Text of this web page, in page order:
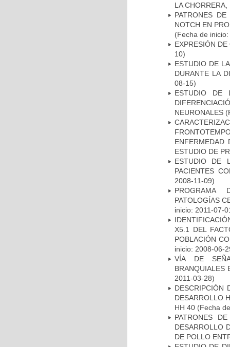
LA
PATRONES
NOTCH EN
(Fecha de
EXPRESIÓN
10)
ESTUDIO DE
DURANTE LA
08-15)
ESTUDIO DE
NEURONALES
ENFERMEDAD
ESTUDIO DE
ESTUDIO DE
PACIENTES
2008-11-09)
PROGRAMA
PATOLOGÍAS
inicio: 2011-07-
X5.1 DEL
POBLACIÓN
inicio: 2008-06-
VÍA DE
BRANQUIALES
2011-03-28)
DESCRIPCIÓN
DESARROLLO
HH 40 (Fecha
PATRONES
DESARROLLO
DE POLLO